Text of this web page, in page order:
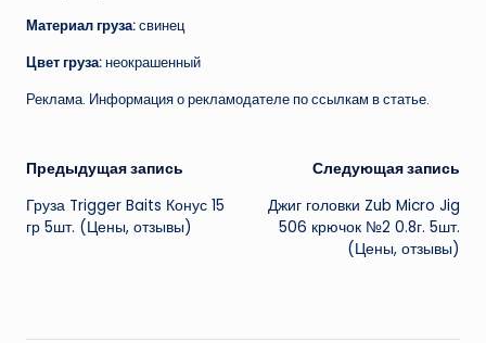
Материал груза:свинец
Цвет груза:неокрашенный
Реклама. Информация о рекламодателе по ссылкам в статье.
Навигация
записи
Предыдущая запись
Груза Trigger Baits Конус 15
гр 5шт. (Цены, отзывы)
Следующая запись
Джиг головки Zub Micro Jig
506 крючок №2 0.8г. 5шт.
(Цены, отзывы)